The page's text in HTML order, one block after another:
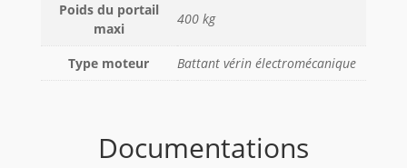
Poids du portail
maxi
400 kg
Type moteur Battant vérin électromécanique
Documentations